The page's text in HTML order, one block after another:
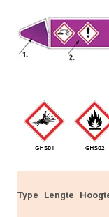
Type Lengte